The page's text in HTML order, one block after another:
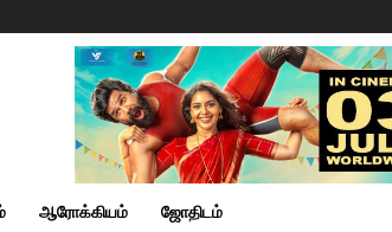
ஆரோக்கியம் ஜோதிடம்